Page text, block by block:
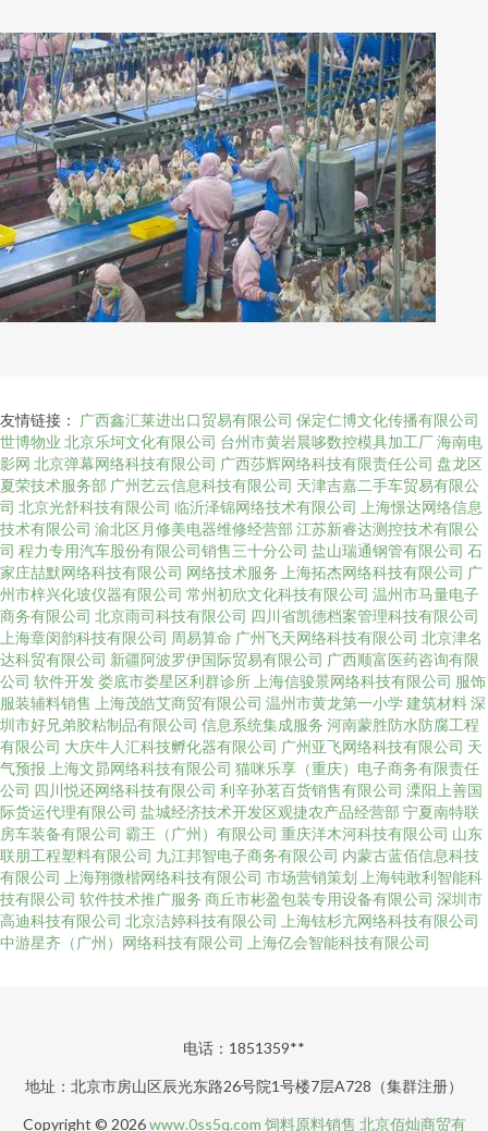
友情链接： 广西鑫汇莱进出口贸易有限公司 保定仁博文化传播有限公司
世博物业 北京乐坷文化有限公司 台州市黄岩晨哆数控模具加工厂海南电
影网 北京弹幕网络科技有限公司 广西莎辉网络科技有限责任公司 盘龙区
夏荣技术服务部 广州艺云信息科技有限公司 天津吉嘉二手车贸易有限公
司 北京光舒科技有限公司 临沂泽锦网络技术有限公司
上海憬达网络信息
技术有限公司 渝北区月修美电器维修经营部 江苏新睿达测控技术有限公
司 程力专用汽车股份有限公司销售三十分公司 盐山瑞通钢管有限公司 石
家庄喆默网络科技有限公司 网络技术服务 上海拓杰网络科技有限公司 广
州市梓兴化玻仪器有限公司 常州初欣文化科技有限公司 温州市马量电子
商务有限公司 北京雨司科技有限公司 四川省凯德档案管理科技有限公司
上海章闵韵科技有限公司 周易算命 广州飞天网络科技有限公司 北京津名
达科贸有限公司 新疆阿波罗伊国际贸易有限公司 广西顺富医药咨询有限
公司 软件开发娄底市娄星区利群诊所 上海信骏景网络科技有限公司 服饰
服装辅料销售
上海茂皓艾商贸有限公司 温州市黄龙第一小学建筑材料深
圳市好兄弟胶粘制品有限公司 信息系统集成服务 河南蒙胜防水防腐工程
有限公司 大庆牛人汇科技孵化器有限公司 广州亚飞网络科技有限公司 天
气预报 上海文昴网络科技有限公司 猫咪乐享（重庆）电子商务有限责任
公司 四川悦还网络科技有限公司 利辛孙茗百货销售有限公司 溧阳上善国
际货运代理有限公司 盐城经济技术开发区观捷农产品经营部 宁夏南特联
房车装备有限公司 霸王（广州）有限公司 重庆洋木河科技有限公司 山东
联朋工程塑料有限公司 九江邦智电子商务有限公司 内蒙古蓝佰信息科技
有限公司
上海翔微楷网络科技有限公司 市场营销策划 上海钝敢利智能科
技有限公司 软件技术推广服务 商丘市彬盈包装专用设备有限公司 深圳市
高迪科技有限公司 北京洁婷科技有限公司
上海铉杉亢网络科技有限公司
中游星齐（广州）网络科技有限公司
上海亿会智能科技有限公司
电话：1851359**
地址：北京市房山区辰光东路26号院1号楼7层A728（集群注册）
Copyright © 2026www.0ss5q.com 饲料原料销售 北京佰灿商贸有